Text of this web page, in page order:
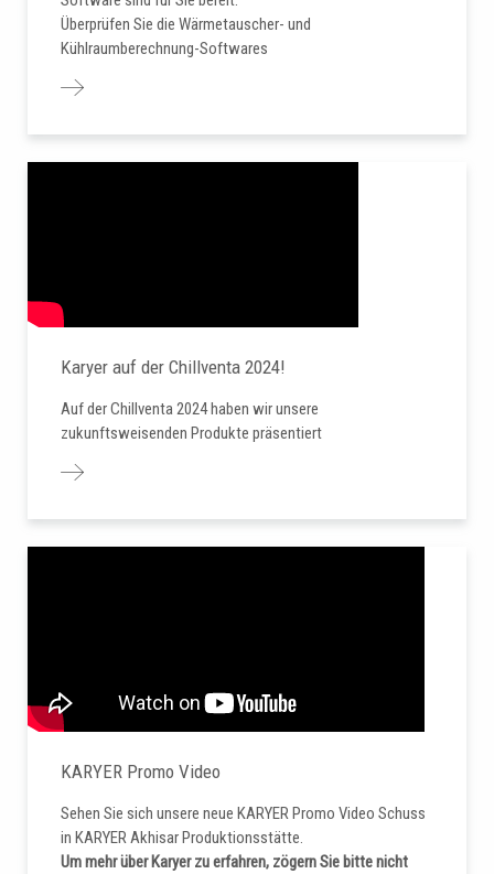
Überprüfen Sie die Wärmetauscher- und
Kühlraumberechnung-Softwares
Karyer auf der Chillventa 2024!
Auf der Chillventa 2024 haben wir unsere
zukunftsweisenden Produkte präsentiert
KARYER Promo Video
Sehen Sie sich unsere neue KARYER Promo Video Schuss
in KARYER Akhisar Produktionsstätte.
Um mehr über Karyer zu erfahren, zögern Sie bitte nicht